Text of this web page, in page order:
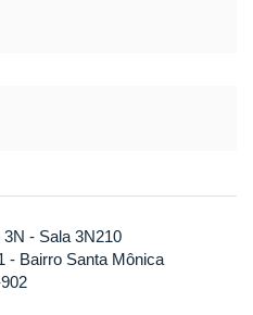
- Sala 3N210
- Bairro Santa Mônica